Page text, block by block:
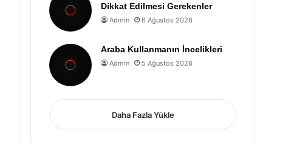
Dikkat Edilmesi Gerekenler
Admin 6 Ağustos 2026
Araba Kullanmanın İncelikleri
Admin 5 Ağustos 2026
Daha Fazla Yükle